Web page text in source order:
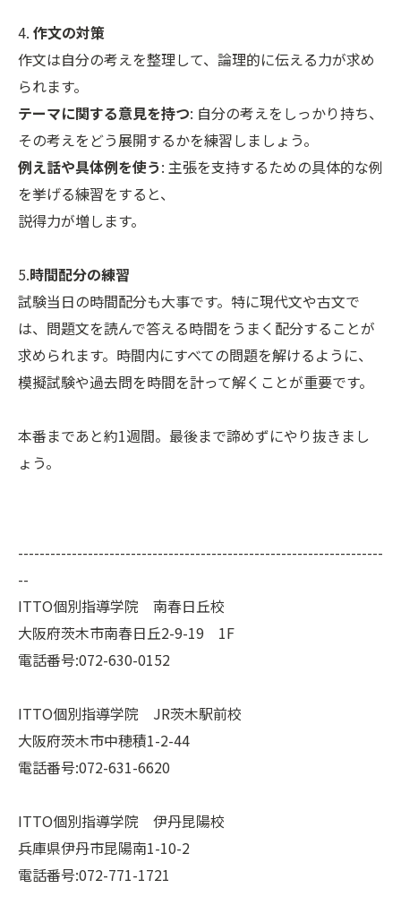
4. 作文の対策
作文は自分の考えを整理して、論理的に伝える力が求め
られます。
テーマに関する意見を持つ: 自分の考えをしっかり持ち、
その考えをどう展開するかを練習しましょう。
例え話や具体例を使う: 主張を支持するための具体的な例
を挙げる練習をすると、
説得力が増します。
5.時間配分の練習
試験当日の時間配分も大事です。特に現代文や古文で
は、問題文を読んで答える時間をうまく配分することが
求められます。時間内にすべての問題を解けるように、
模擬試験や過去問を時間を計って解くことが重要です。
本番まであと約1週間。最後まで諦めずにやり抜きまし
ょう。
--------------------------------------------------------------------
--
ITTO個別指導学院 南春日丘校
大阪府茨木市南春日丘2-9-19 1F
電話番号:072-630-0152
ITTO個別指導学院 JR茨木駅前校
大阪府茨木市中穂積1-2-44
電話番号:072-631-6620
ITTO個別指導学院 伊丹昆陽校
兵庫県伊丹市昆陽南1-10-2
電話番号:072-771-1721